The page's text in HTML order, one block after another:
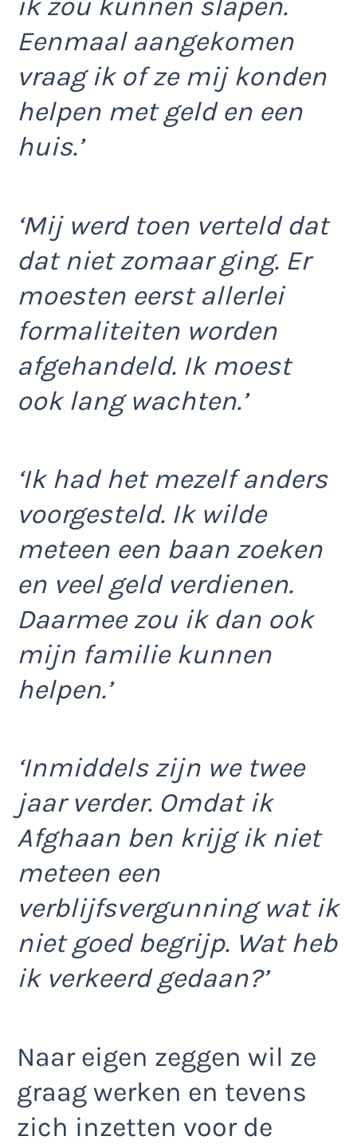
ik zou kunnen slapen.
Eenmaal aangekomen
vraag ik of ze mij konden
helpen met geld en een
huis.’
‘Mij werd toen verteld dat
dat niet zomaar ging. Er
moesten eerst allerlei
formaliteiten worden
afgehandeld. Ik moest
ook lang wachten.’
‘Ik had het mezelf anders
voorgesteld. Ik wilde
meteen een baan zoeken
en veel geld verdienen.
Daarmee zou ik dan ook
mijn familie kunnen
helpen.’
‘Inmiddels zijn we twee
jaar verder. Omdat ik
Afghaan ben krijg ik niet
meteen een
verblijfsvergunning wat ik
niet goed begrijp. Wat heb
ik verkeerd gedaan?’
Naar eigen zeggen wil ze
graag werken en tevens
zich inzetten voor de